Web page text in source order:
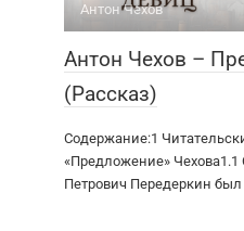
Антон Чехов
Антон Чехов –
(Рассказ)
Содержание:1
«Предложение»
Петрович Передеркин был